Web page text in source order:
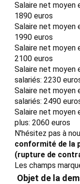
Salaire net moyen
1890 euros
Salaire net moyen
1990 euros
Salaire net moyen
2100 euros
Salaire net moyen
salariés: 2230
Salaire net moyen
salariés: 2490
Salaire net moyen
plus: 2060 euros
N'hésitez pas à
conformité de la
(rupture de
Les champs
Objet de la